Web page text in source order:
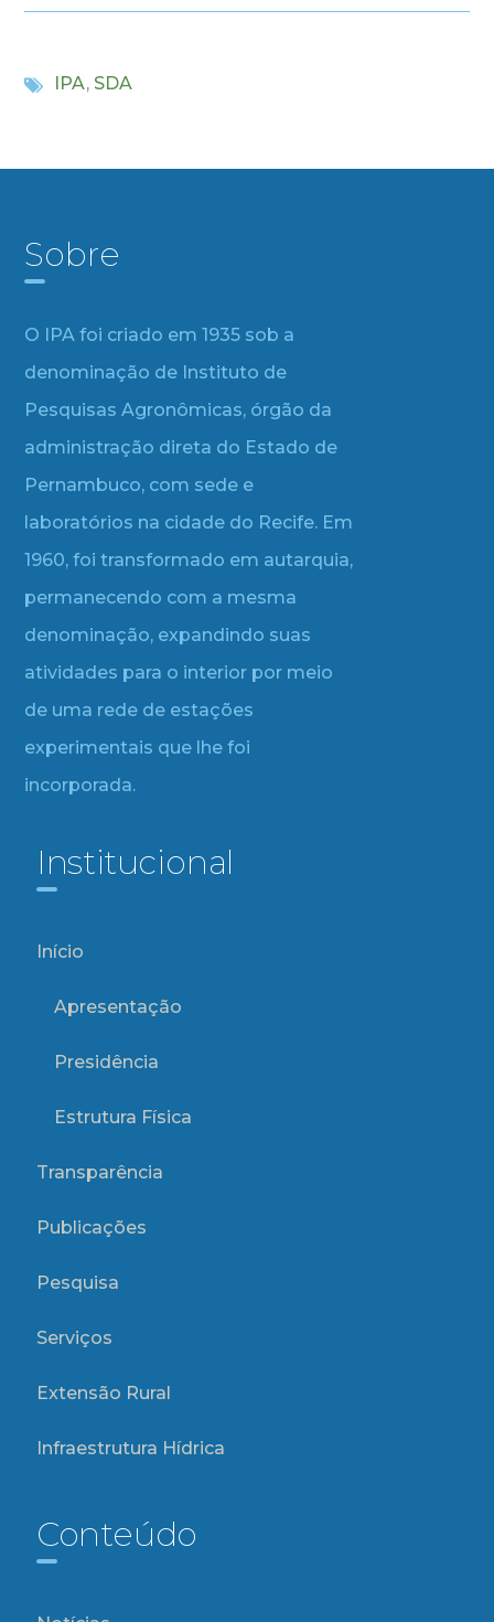
IPA, SDA
Sobre
O IPA foi criado em 1935 sob a
denominação de Instituto de
Pesquisas Agronômicas, órgão da
administração direta do Estado de
Pernambuco, com sede e
laboratórios na cidade do Recife. Em
1960, foi transformado em autarquia,
permanecendo com a mesma
denominação, expandindo suas
atividades para o interior por meio
de uma rede de estações
experimentais que lhe foi
incorporada.
Institucional
Início
Apresentação
Presidência
Estrutura Física
Transparência
Publicações
Pesquisa
Serviços
Extensão Rural
Infraestrutura Hídrica
Conteúdo